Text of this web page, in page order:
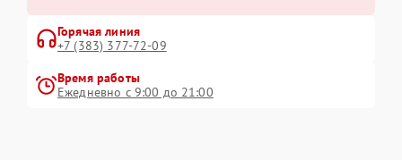
Горячая линия
+7 (383) 377-72-09
Время работы
Ежедневно с 9:00 до 21:00